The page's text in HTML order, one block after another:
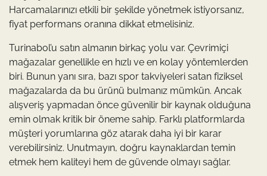
Harcamalarınızı etkili bir şekilde yönetmek istiyorsanız,
fiyat performans oranına dikkat etmelisiniz.
Turinabol’u satın almanın birkaç yolu var. Çevrimiçi
mağazalar genellikle en hızlı ve en kolay yöntemlerden
biri. Bunun yanı sıra, bazı spor takviyeleri satan fiziksel
mağazalarda da bu ürünü bulmanız mümkün. Ancak
alışveriş yapmadan önce güvenilir bir kaynak olduğuna
emin olmak kritik bir öneme sahip. Farklı platformlarda
müşteri yorumlarına göz atarak daha iyi bir karar
verebilirsiniz. Unutmayın, doğru kaynaklardan temin
etmek hem kaliteyi hem de güvende olmayı sağlar.